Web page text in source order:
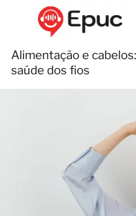
Alimentação e
saúde dos fios